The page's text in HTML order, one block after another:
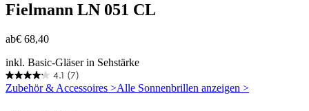
Fielmann LN 051 CL
ab€ 68,40
inkl. Basic-Gläser in Sehstärke
4.1 (7)
4.1
von
Zubehör & Accessoires >Alle Sonnenbrillen anzeigen >